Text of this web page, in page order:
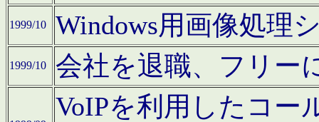
1999/10 Windows用画像処理
1999/10 会社を退職、フリー
VoIPを利用したコー